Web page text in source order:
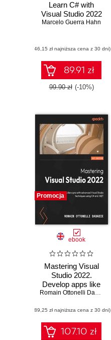
Learn C# with
Visual Studio 2022
Marcelo Guerra Hahn
(46,15 zł najniższa cena z 30 dni)
89.91 zł
99.90 zł (-10%)
Promocja
ebook
Mastering Visual
Studio 2022.
Develop apps like
a pro with
Studio techniques
using C# and .NET
Romain Ottonelli Dabadie
(89,25 zł najniższa cena z 30 dni)
107.10 zł